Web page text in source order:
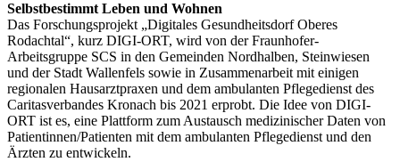
Selbstbestimmt Leben und Wohnen
Das Forschungsprojekt „Digitales Gesundheitsdorf Oberes
Rodachtal“, kurz DIGI-ORT, wird von der Fraunhofer-
Arbeitsgruppe SCS in den Gemeinden Nordhalben, Steinwiesen
und der Stadt Wallenfels sowie in Zusammenarbeit mit einigen
regionalen Hausarztpraxen und dem ambulanten Pflegedienst des
Caritasverbandes Kronach bis 2021 erprobt. Die Idee von DIGI-
ORT ist es, eine Plattform zum Austausch medizinischer Daten von
Patientinnen/Patienten mit dem ambulanten Pflegedienst und den
Ärzten zu entwickeln.